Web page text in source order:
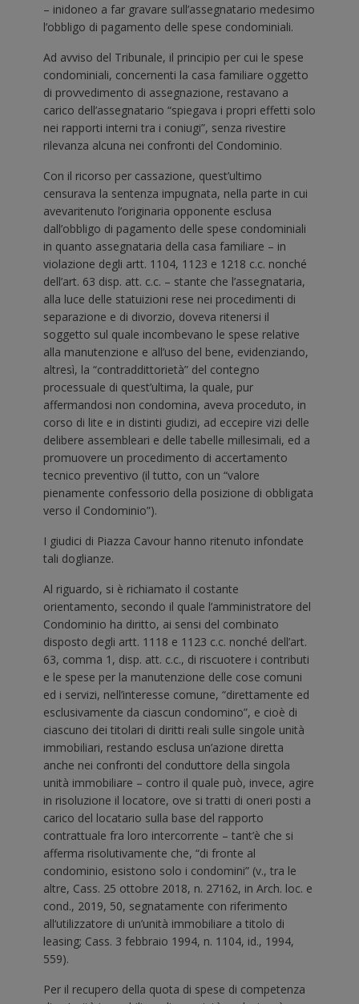
– inidoneo a far gravare sull’assegnatario medesimo
l’obbligo di pagamento delle spese condominiali.
Ad avviso del Tribunale, il principio per cui le spese
condominiali, concernenti la casa familiare oggetto
di provvedimento di assegnazione, restavano a
carico dell’assegnatario “spiegava i propri effetti solo
nei rapporti interni tra i coniugi”, senza rivestire
rilevanza alcuna nei confronti del Condominio.
Con il ricorso per cassazione, quest’ultimo
censurava la sentenza impugnata, nella parte in cui
avevaritenuto l’originaria opponente esclusa
dall’obbligo di pagamento delle spese condominiali
in quanto assegnataria della casa familiare – in
violazione degli artt. 1104, 1123 e 1218 c.c. nonché
dell’art. 63 disp. att. c.c. – stante che l’assegnataria,
alla luce delle statuizioni rese nei procedimenti di
separazione e di divorzio, doveva ritenersi il
soggetto sul quale incombevano le spese relative
alla manutenzione e all’uso del bene, evidenziando,
altresì, la “contraddittorietà” del contegno
processuale di quest’ultima, la quale, pur
affermandosi non condomina, aveva proceduto, in
corso di lite e in distinti giudizi, ad eccepire vizi delle
delibere assembleari e delle tabelle millesimali, ed a
promuovere un procedimento di accertamento
tecnico preventivo (il tutto, con un “valore
pienamente confessorio della posizione di obbligata
verso il Condominio”).
I giudici di Piazza Cavour hanno ritenuto infondate
tali doglianze.
Al riguardo, si è richiamato il costante
orientamento, secondo il quale l’amministratore del
Condominio ha diritto, ai sensi del combinato
disposto degli artt. 1118 e 1123 c.c. nonché dell’art.
63, comma 1, disp. att. c.c., di riscuotere i contributi
e le spese per la manutenzione delle cose comuni
ed i servizi, nell’interesse comune, “direttamente ed
esclusivamente da ciascun condomino”, e cioè di
ciascuno dei titolari di diritti reali sulle singole unità
immobiliari, restando esclusa un’azione diretta
anche nei confronti del conduttore della singola
unità immobiliare – contro il quale può, invece, agire
in risoluzione il locatore, ove si tratti di oneri posti a
carico del locatario sulla base del rapporto
contrattuale fra loro intercorrente – tant’è che si
afferma risolutivamente che, “di fronte al
condominio, esistono solo i condomini” (v., tra le
altre, Cass. 25 ottobre 2018, n. 27162, in Arch. loc. e
cond., 2019, 50, segnatamente con riferimento
all‘utilizzatore di un’unità immobiliare a titolo di
leasing; Cass. 3 febbraio 1994, n. 1104, id., 1994,
559).
Per il recupero della quota di spese di competenza